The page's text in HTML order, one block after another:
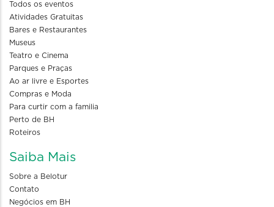
Todos os eventos
Atividades Gratuitas
Bares e Restaurantes
Museus
Teatro e Cinema
Parques e Praças
Ao ar livre e Esportes
Compras e Moda
Para curtir com a familia
Perto de BH
Roteiros
Saiba Mais
Sobre a Belotur
Contato
Negócios em BH